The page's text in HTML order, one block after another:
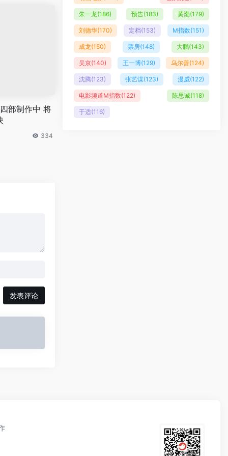
部制作中 将
334
发表评论
朱一龙(186) 预告(183) 黄渤(179)
刘德华(170) 定档(153) M指数(151)
成龙(150) 票房(148) 大鹏(143)
吴京(140) 王一博(129) 乌尔善(124)
沈腾(123) 张艺谋(123) 漫威(122)
电影频道M指数(122) 陈思诚(118)
于适(116)